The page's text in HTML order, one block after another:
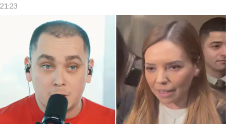
21:23